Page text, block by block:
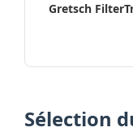
Gretsch FilterTron HS
Sélection